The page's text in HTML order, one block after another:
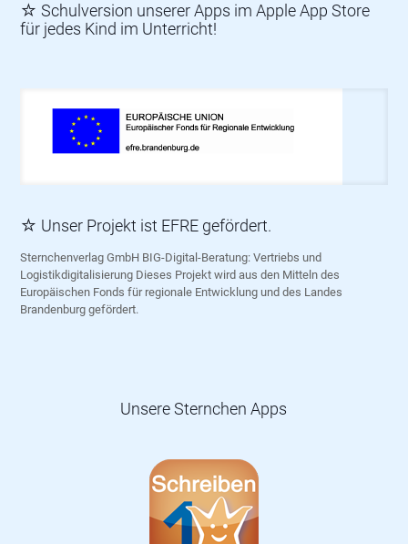
☆ Schulversion unserer Apps im Apple App Store
für jedes Kind im Unterricht!
☆ Unser Projekt ist EFRE gefördert.
Sternchenverlag GmbH BIG-Digital-Beratung: Vertriebs und
Logistikdigitalisierung Dieses Projekt wird aus den Mitteln des
Europäischen Fonds für regionale Entwicklung und des Landes
Brandenburg gefördert.
Unsere Sternchen Apps